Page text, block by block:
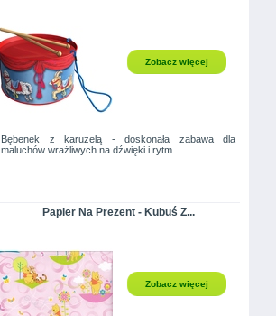
Zobacz więcej
Bębenek z karuzelą - doskonała zabawa dla
maluchów wrażliwych na dźwięki i rytm.
Papier Na Prezent - Kubuś Z...
Zobacz więcej